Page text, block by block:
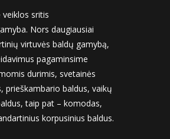
veiklos sritis
Nors daugiausiai
virtuvės baldų gamybą,
pagaminsime
durimis, svetainės
prieškambario baldus, vaikų
taip pat – komodas,
korpusinius baldus.